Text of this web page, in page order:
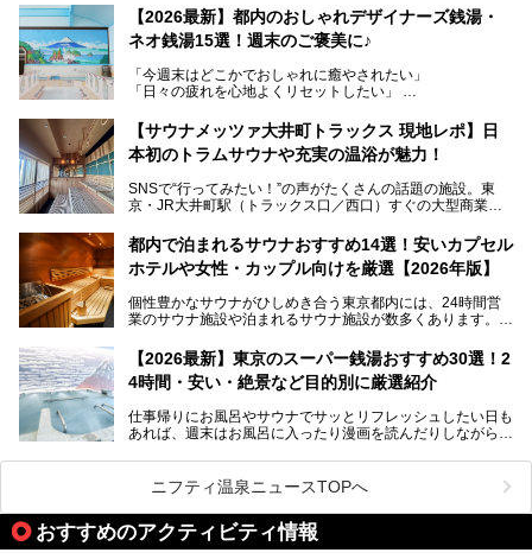
レトロでノスタルジックなタイル絵はそのまま、昔からここ
を知る地元の人にも、新しく足を運んでくれる人にも愛され
る、今の時代の"銭湯"として生まれ変わりました。洞窟のよ
ビアバーなど、新しく登場したスポットも併せて紹介しま
す。充実した設備があるのに、基本の入浴料が銭湯価格の5
【2026最新】都内のおしゃれデザイナーズ銭湯・
ネオ銭湯15選！週末のご褒美に♪
「今週末はどこかでおしゃれに癒やされたい」
「日々の疲れを心地よくリセットしたい」
となっている新しいスタイルの銭湯です。
最近、SNSやメディアで「デザイナーズ銭湯」や「ネオ銭
本記事では、そもそもこれらがどんな銭湯なのか、その気に
いおしゃれな名店15選を、おすすめの順番で一挙にご紹介
します。
【サウナメッツァ大井町トラックス 現地レポ】日
本初のトラムサウナや充実の温浴が魅力！
SNSで“行ってみたい！”の声がたくさんの話題の施設。東
京・JR大井町駅（トラックス口／西口）すぐの大型商業施
ツァ大井町トラックス」がニューオープン。施設の様子をレ
ポ―トします。
都内で泊まれるサウナおすすめ14選！安いカプセル
ホテルや女性・カップル向けを厳選【2026年版】
個性豊かなサウナがひしめき合う東京都内には、24時間営
業のサウナ施設や泊まれるサウナ施設が数多くあります。
を旅の目的とする「サ旅」や自分へのご褒美のための宿泊な
ど、自分の好きなタイミングで好きなだけサ活ができるのが
魅力です。
最近では、男性専用施設だけでなく、カップルや女性に嬉し
い個室サウナも増えてきました。
ら、特におすすめしたい施設14選をご紹介します。
してみてください。
【2026最新】東京のスーパー銭湯おすすめ30選！2
4時間・安い・絶景など目的別に厳選紹介
仕事帰りにお風呂やサウナでサッとリフレッシュしたい日も
あれば、週末はお風呂に入ったり漫画を読んだりしながら一
また、終電を逃してしまい、「このまま朝までゆっくりでき
る場所があれば」と探した経験がある人も多いのではないで
しょうか。
そこで本記事では、東京でおすすめのスーパー銭湯を、目的
ニフティ温泉ニュースTOPへ
おすすめのアクティビティ情報